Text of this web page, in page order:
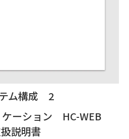
ム構成 2
ケーション HC-WEB
説明書